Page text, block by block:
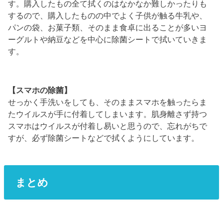
す。購入したもの全て拭くのはなかなか難しかったりも
するので、 購入したものの中でよく子供が触る牛乳や、
パンの袋、お菓子類、そのまま食卓に出ることが多いヨ
ーグルトや納豆などを中心に除菌シートで拭いていきま
す。
【スマホの除菌】
せっかく手洗いをしても、そのままスマホを触ったらま
たウイルスが手に付着してしまいます。肌身離さず持つ
スマホはウイルスが付着し易いと思うので、忘れがちで
すが、必ず除菌シートなどで拭くようにしています。
まとめ